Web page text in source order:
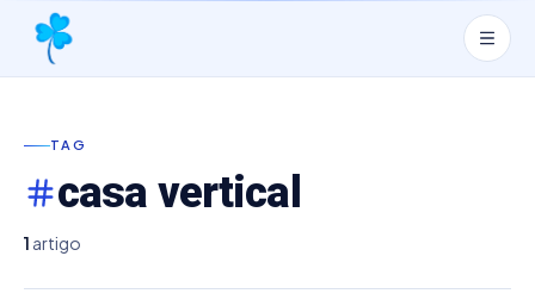
TAG
casa vertical
1 artigo